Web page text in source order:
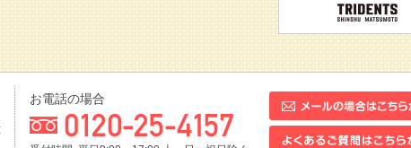
お電話の場合